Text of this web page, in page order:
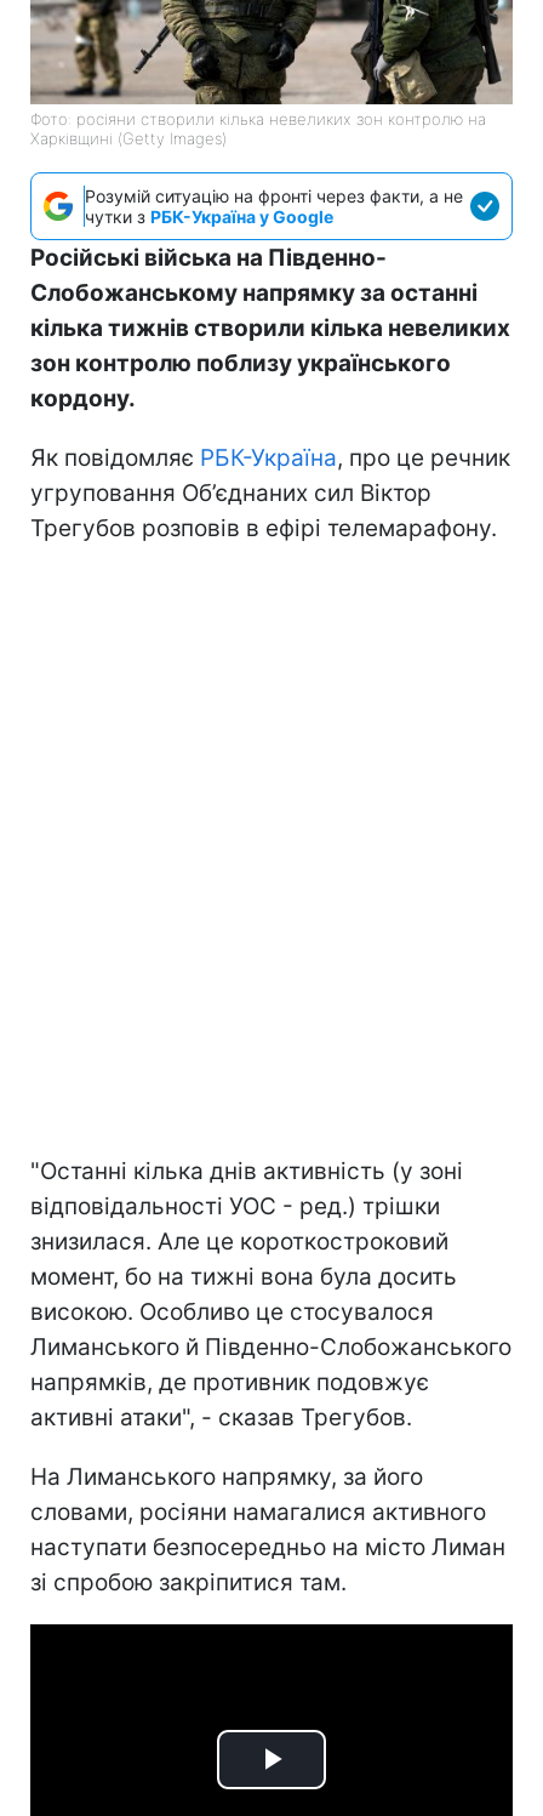
Фото: росіяни створили кілька невеликих зон контролю на
Харківщині (Getty Images)
Розумій ситуацію на фронті через факти, а не
чутки з РБК-Україна у Google
Російські війська на Південно-
Слобожанському напрямку за останні
кілька тижнів створили кілька невеликих
зон контролю поблизу українського
кордону.
Як повідомляє РБК-Україна, про це речник
угруповання Об’єднаних сил Віктор
Трегубов розповів в ефірі телемарафону.
"Останні кілька днів активність (у зоні
відповідальності УОС - ред.) трішки
знизилася. Але це короткостроковий
момент, бо на тижні вона була досить
високою. Особливо це стосувалося
Лиманського й Південно-Слобожанського
напрямків, де противник подовжує
активні атаки", - сказав Трегубов.
На Лиманського напрямку, за його
словами, росіяни намагалися активного
наступати безпосередньо на місто Лиман
зі спробою закріпитися там.
Play